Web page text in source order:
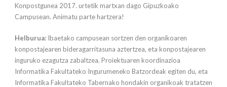
Konpostgunea 2017. urtetik martxan dago Gipuzkoako
Campusean. Animatu parte hartzera!
Helburua: Ibaetako campusean sortzen den organikoaren
konpostajearen bideragarritasuna aztertzea, eta konpostajearen
inguruko ezagutza zabaltzea. Proiektuaren koordinazioa
Informatika Fakultateko Ingurumeneko Batzordeak egiten du, eta
Informatika Fakultateko Tabernako hondakin organikoak tratatzen